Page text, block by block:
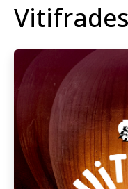
Vitifrades